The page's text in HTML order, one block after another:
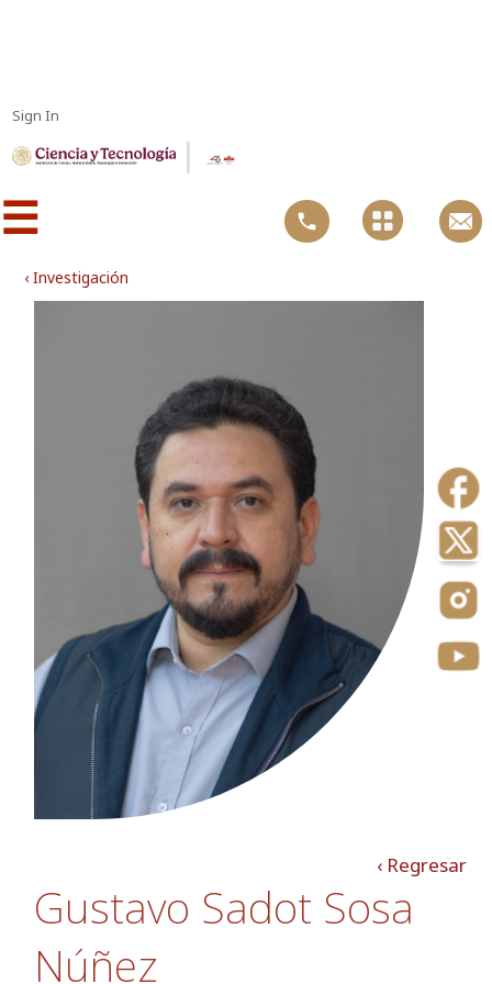
Sign In
|
☰
‹ Investigación
‹ Regresar
Gustavo Sadot Sosa
Núñez